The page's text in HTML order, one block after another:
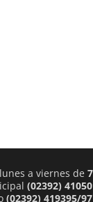
a viernes de
(02392)
(02392) 419395/97